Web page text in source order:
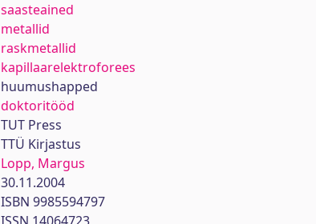
saasteained
metallid
raskmetallid
kapillaarelektroforees
huumushapped
doktoritööd
TUT Press
TTÜ Kirjastus
Lopp, Margus
30.11.2004
ISBN 9985594797